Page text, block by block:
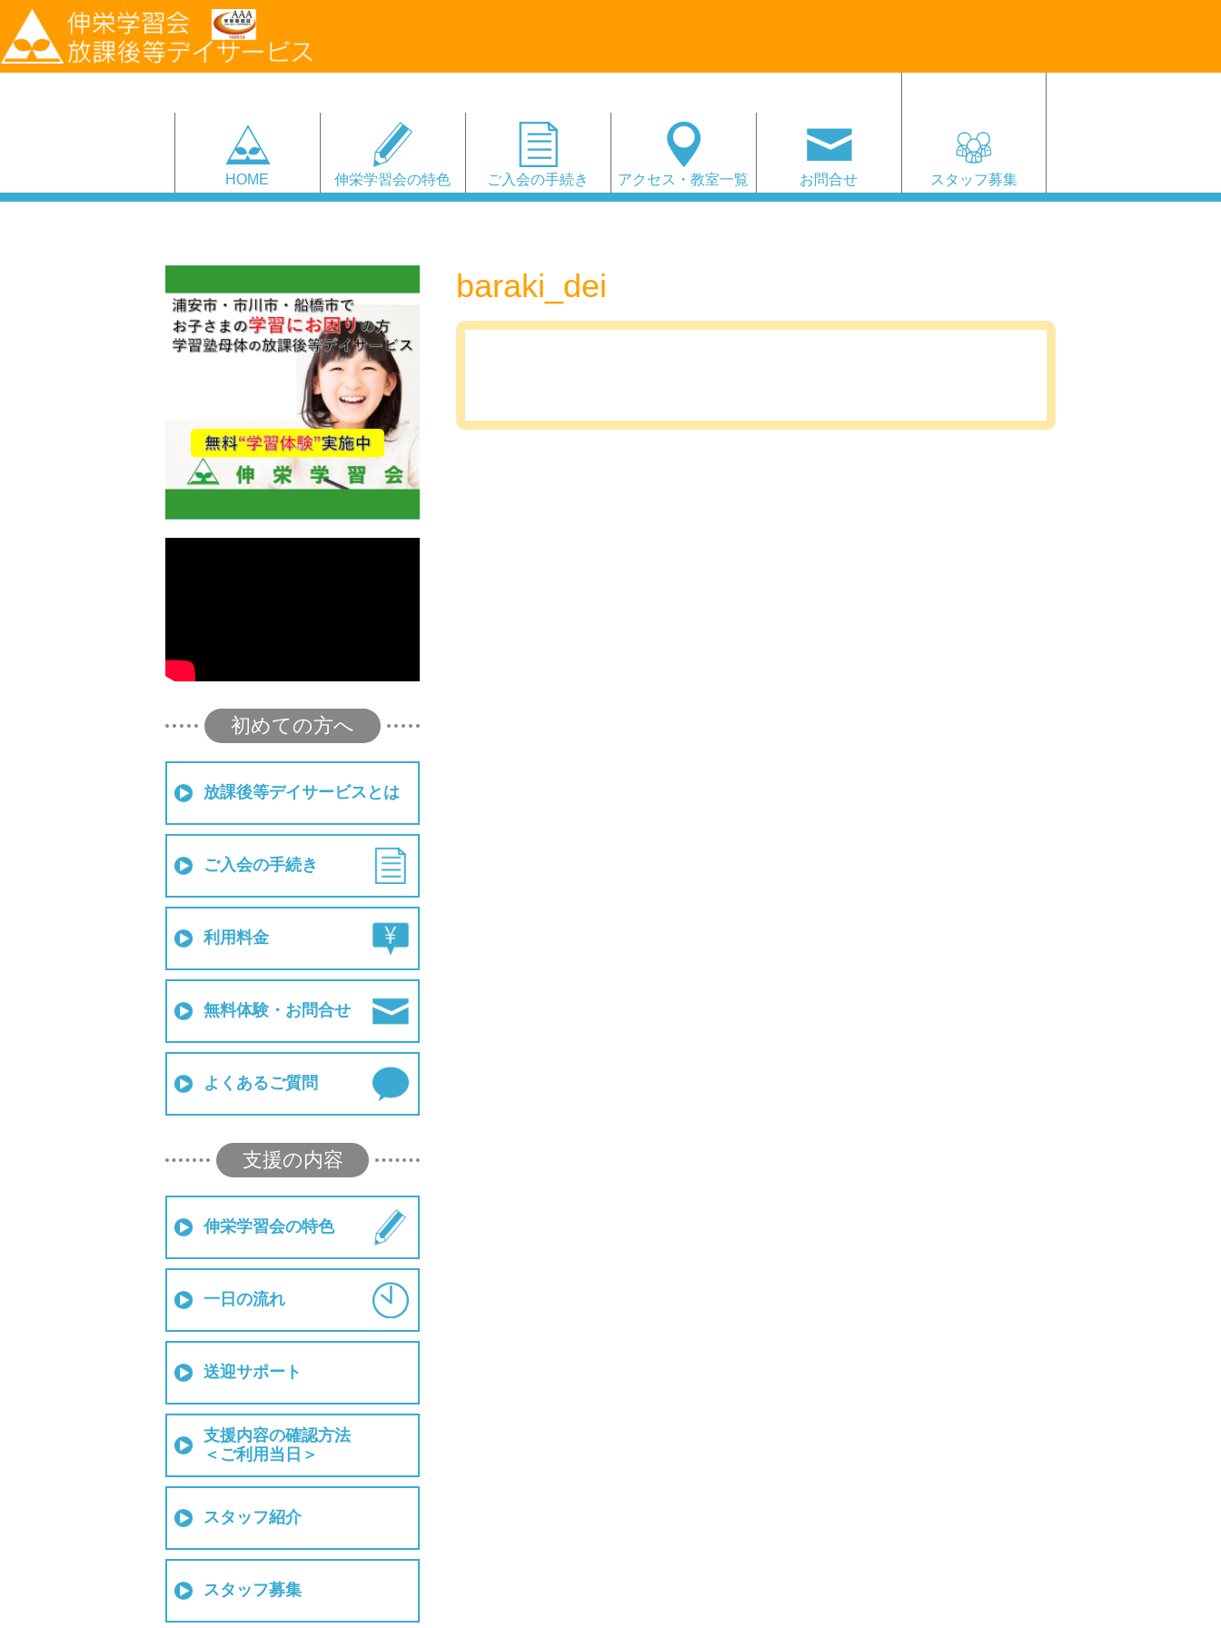
HOME 伸栄学習会の特色 ご入会の手続き アクセス・教室一覧 お問合せ スタッフ募集
初めての方へ
放課後等デイサービスとは
ご入会の手続き
利用料金
無料体験・お問合せ
よくあるご質問
支援の内容
伸栄学習会の特色
一日の流れ
送迎サポート
支援内容の確認方法
＜ご利用当日＞
スタッフ紹介
スタッフ募集
baraki_dei